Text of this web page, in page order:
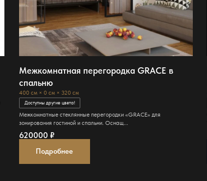
Межкомнатная перегородка GRACE в
спальню
400 см × 0 см × 320 см
Доступны другие цвета!
Межкомнатные стеклянные перегородки «GRACE» для
зонирования гостиной и спальни. Оснащ...
620000 ₽
Подробнее